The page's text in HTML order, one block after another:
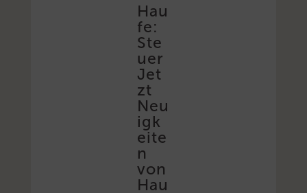
Hau
fe:
Ste
uer
Jet
zt
Neu
igk
eite
n
von
Hau